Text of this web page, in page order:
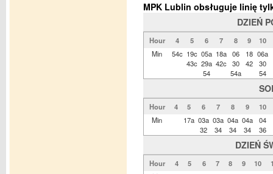
MPK Lublin obsługuje linię
DZIEŃ
Hour 4 5 6 7 8 9
10
Min
54c 19c
43c
05a
29a
54
18a
42c
06
30
54a
18
42
06a
30
54
Hour 4 5 6 7 8 9
10
Min
17a 03a
32
03a
34
04a
34
04a
34
04
36
DZIEŃ
Hour 4 5 6 7 8 9 10